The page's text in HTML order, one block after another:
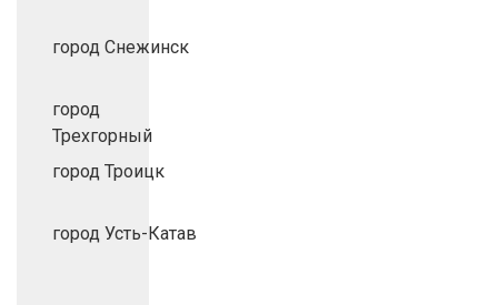
город Снежинск
город
Трехгорный
город Троицк
город Усть-Катав